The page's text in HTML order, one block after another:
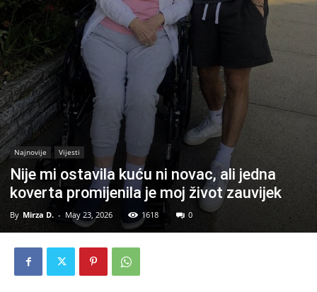
Najnovije Vijesti
Nije mi ostavila kuću ni novac, ali jedna
koverta promijenila je moj život zauvijek
By Mirza D. - May 23, 2026 1618 0